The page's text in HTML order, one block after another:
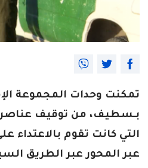
تمكنت وحدات المجموعة
بـسطيف، من توقيف عناصر
التي كانت تقوم
عبر المحور عبر الطريق